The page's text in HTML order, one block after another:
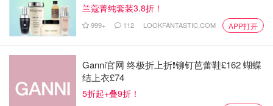
兰蔻菁纯套装3.8折！
999+ 112 LOOKFANTASTIC.COM APP打开
Ganni官网 终极折上折❗️铆钉芭蕾鞋£162 蝴蝶
结上衣£74
5折起+叠9折！